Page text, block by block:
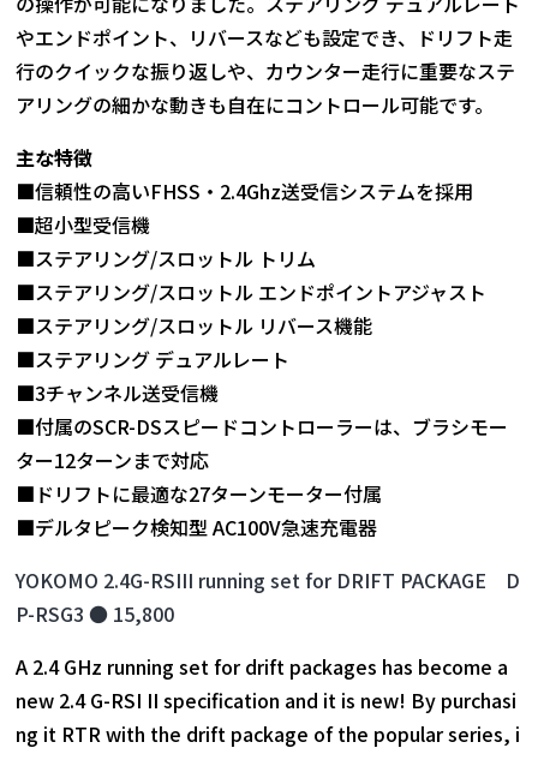
やエンドポイント、リバースなども設定でき、ドリフト走
行のクイックな振り返しや、カウンター走行に重要なステ
アリングの細かな動きも自在にコントロール可能です。
主な特徴
■信頼性の高いFHSS・2.4Ghz送受信システムを採用
■超小型受信機
■ステアリング/スロットル トリム
■ステアリング/スロットル エンドポイントアジャスト
■ステアリング/スロットル リバース機能
■ステアリング デュアルレート
■3チャンネル送受信機
■付属のSCR-DSスピードコントローラーは、ブラシモー
ター12ターンまで対応
■ドリフトに最適な27ターンモーター付属
■デルタピーク検知型 AC100V急速充電器
YOKOMO 2.4G-RSIII running set for DRIFT PACKAGE D
P-RSG3 ● 15,800
A 2.4 GHz running set for drift packages has become a
new 2.4 G-RSI II specification and it is new! By purchasi
ng it RTR with the drift package of the popular series, i